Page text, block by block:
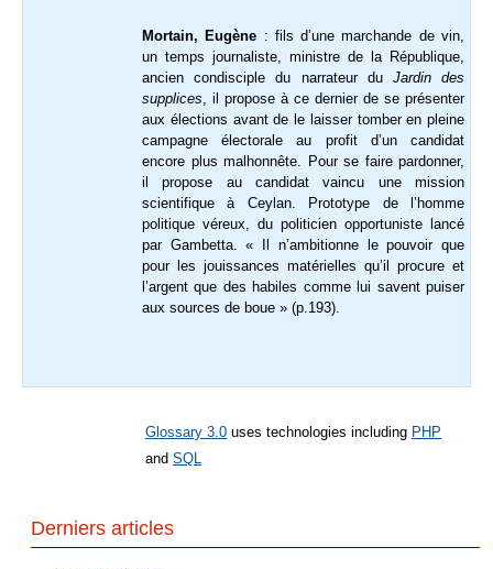
Mortain, Eugène : fils d’une marchande de vin,
un temps journaliste, ministre de la République,
ancien condisciple du narrateur du Jardin des
supplices, il propose à ce dernier de se présenter
aux élections avant de le laisser tomber en pleine
campagne électorale au profit d’un candidat
encore plus malhonnête. Pour se faire pardonner,
il propose au candidat vaincu une mission
scientifique à Ceylan. Prototype de l’homme
politique véreux, du politicien opportuniste lancé
par Gambetta. « Il n’ambitionne le pouvoir que
pour les jouissances matérielles qu’il procure et
l’argent que des habiles comme lui savent puiser
aux sources de boue » (p.193).
Glossary 3.0 uses technologies including PHP
and SQL
Derniers articles